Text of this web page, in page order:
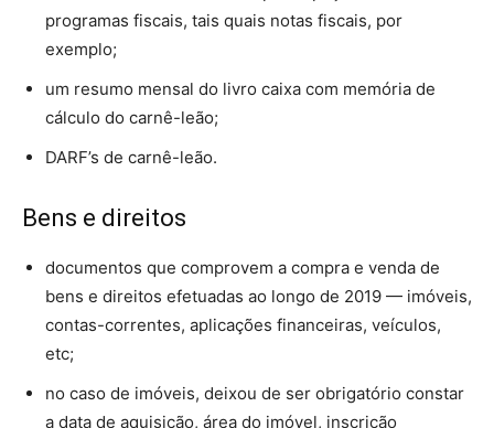
programas fiscais, tais quais notas fiscais, por
exemplo;
um resumo mensal do livro caixa com memória de
cálculo do carnê-leão;
DARF’s de carnê-leão.
Bens e direitos
documentos que comprovem a compra e venda de
bens e direitos efetuadas ao longo de 2019 — imóveis,
contas-correntes, aplicações financeiras, veículos,
etc;
no caso de imóveis, deixou de ser obrigatório constar
a data de aquisição, área do imóvel, inscrição